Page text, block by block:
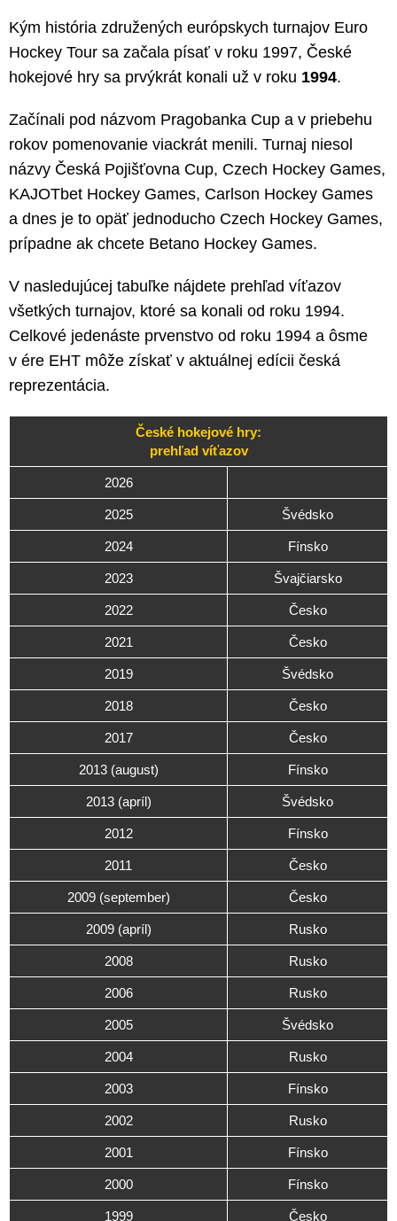
Kým história združených európskych turnajov Euro
Hockey Tour sa začala písať v roku 1997, České
hokejové hry sa prvýkrát konali už v roku 1994.
Začínali pod názvom Pragobanka Cup a v priebehu
rokov pomenovanie viackrát menili. Turnaj niesol
názvy Česká Pojišťovna Cup, Czech Hockey Games,
KAJOTbet Hockey Games, Carlson Hockey Games
a dnes je to opäť jednoducho Czech Hockey Games,
prípadne ak chcete Betano Hockey Games.
V nasledujúcej tabuľke nájdete prehľad víťazov
všetkých turnajov, ktoré sa konali od roku 1994.
Celkové jedenáste prvenstvo od roku 1994 a ôsme
v ére EHT môže získať v aktuálnej edícii česká
reprezentácia.
České hokejové hry:
prehľad víťazov
2026
2025 Švédsko
2024 Fínsko
2023 Švajčiarsko
2022 Česko
2021 Česko
2019 Švédsko
2018 Česko
2017 Česko
2013 (august) Fínsko
2013 (apríl) Švédsko
2012 Fínsko
2011 Česko
2009 (september) Česko
2009 (apríl) Rusko
2008 Rusko
2006 Rusko
2005 Švédsko
2004 Rusko
2003 Fínsko
2002 Rusko
2001 Fínsko
2000 Fínsko
1999 Česko